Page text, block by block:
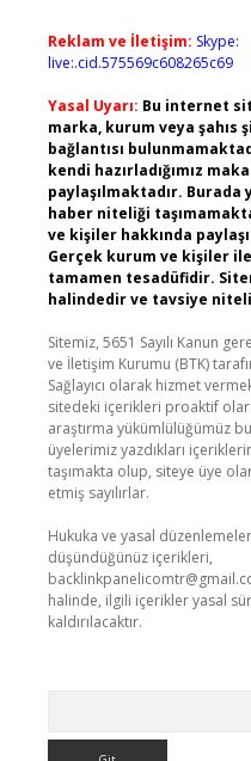
Reklam ve İletişim: Skype:
live:.cid.575569c608265c69
Yasal Uyarı: Bu internet
marka, kurum veya şahıs
bağlantısı
kendi hazırladığımız
paylaşılmaktadır.
haber niteliği
ve kişiler hakkında
Gerçek kurum ve kişiler
tamamen tesadüfidir.
halindedir ve tavsiye
Sitemiz, 5651 Sayılı Kanun
ve İletişim Kurumu (BTK)
Sağlayıcı olarak hizmet
sitedeki içerikleri proaktif
araştırma yükümlülüğümüz
üyelerimiz yazdıkları
taşımakta olup, siteye üye
etmiş sayılırlar.
Hukuka ve yasal
düşündüğünüz içerikleri,
halinde, ilgili içerikler yasal
kaldırılacaktır.